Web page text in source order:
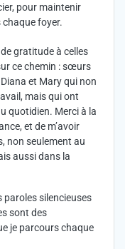
pour maintenir
chaque foyer.
gratitude à celles
ce chemin : sœurs
et Mary qui non
mais qui ont
quotidien. Merci à la
et de m’avoir
non seulement au
aussi dans la
paroles silencieuses
sont des
je parcours chaque